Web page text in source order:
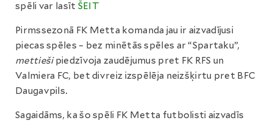
spēli var lasīt ŠEIT
Pirmssezonā FK Metta komanda jau ir aizvadījusi
piecas spēles – bez minētās spēles ar “Spartaku”,
mettiešipiedzīvoja zaudējumus pret FK RFS un
Valmiera FC, bet divreiz izspēlēja neizšķirtu pret BFC
Daugavpils.
Sagaidāms, ka šo spēli FK Metta futbolisti aizvadīs